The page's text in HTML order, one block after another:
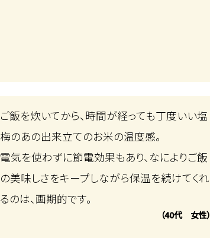
ご飯を炊いてから、時間が経っても丁度いい塩
梅のあの出来立てのお米の温度感。
電気を使わずに節電効果もあり、なによりご飯
の美味しさをキープしながら保温を続けてくれ
るのは、画期的です。
（40代 女性）